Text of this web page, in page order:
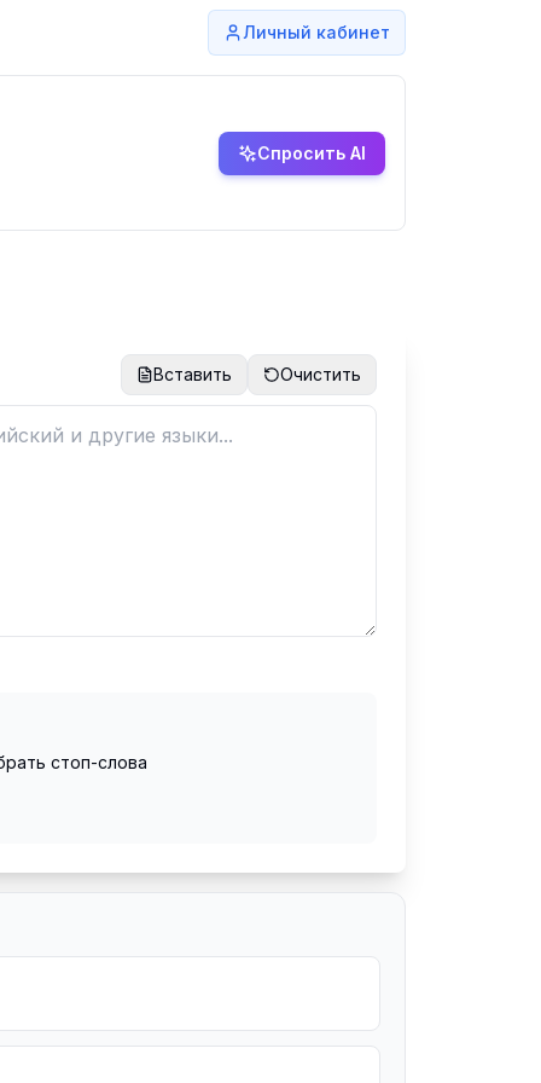
Личный кабинет
Спросить AI
Вставить Очистить
стоп-слова